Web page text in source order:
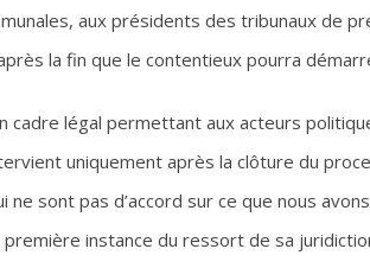
aux présidents des tribunaux de
la fin que le contentieux pourra
cadre légal permettant aux acteurs
uniquement après la clôture du
sont pas d’accord sur ce que nous
instance du ressort de sa